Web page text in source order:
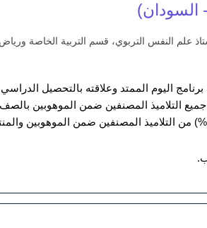
السودان)
النفس التربوي، قسم التربية الخاصة ورياض
اليوم الممتد وعلاقته بالتحصيل